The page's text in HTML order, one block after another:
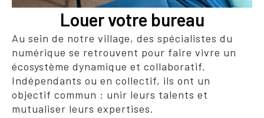
Louer votre bureau
Au sein de notre village, des spécialistes du
numérique se retrouvent pour faire vivre un
écosystème dynamique et collaboratif.
Indépendants ou en collectif, ils ont un
objectif commun : unir leurs talents et
mutualiser leurs expertises.